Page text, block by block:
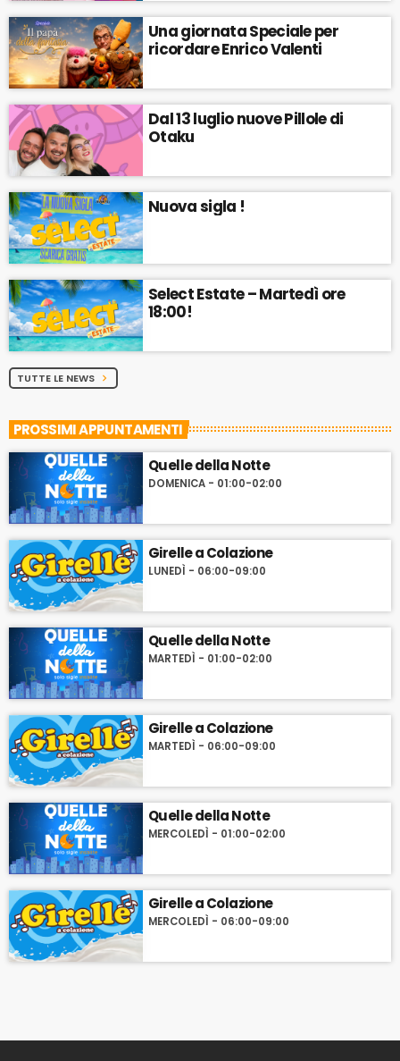
Una giornata Speciale per
ricordare Enrico Valenti
Dal 13 luglio nuove Pillole di
Otaku
Nuova sigla !
Select Estate – Martedì ore
18:00!
TUTTE LE NEWS chevron_right
PROSSIMI APPUNTAMENTI
Quelle della Notte
DOMENICA - 01:00-02:00
Girelle a Colazione
LUNEDÌ - 06:00-09:00
Quelle della Notte
MARTEDÌ - 01:00-02:00
Girelle a Colazione
MARTEDÌ - 06:00-09:00
Quelle della Notte
MERCOLEDÌ - 01:00-02:00
Girelle a Colazione
MERCOLEDÌ - 06:00-09:00